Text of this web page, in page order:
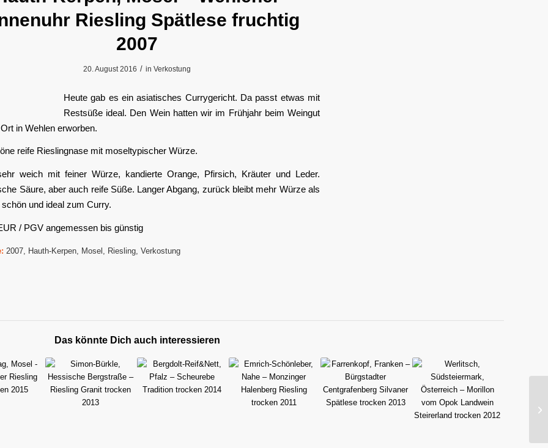
Riesling Spätlese fruchtig
2007
20. August 2016 / in Verkostung
Heute gab es ein asiatisches Currygericht. Da passt etwas mit
Restsüße ideal. Den Wein hatten wir im Frühjahr beim Weingut
in Wehlen erworben.
reife Rieslingnase mit moseltypischer Würze.
weich mit feiner Würze, kandierte Orange, Pfirsich, Kräuter und Leder.
Säure, aber auch reife Süße. Langer Abgang, zurück bleibt mehr Würze als
und ideal zum Curry.
/ PGV angemessen bis günstig
2007 Hauth-Kerpen Mosel Riesling Verkostung
Das könnte Dich auch interessieren